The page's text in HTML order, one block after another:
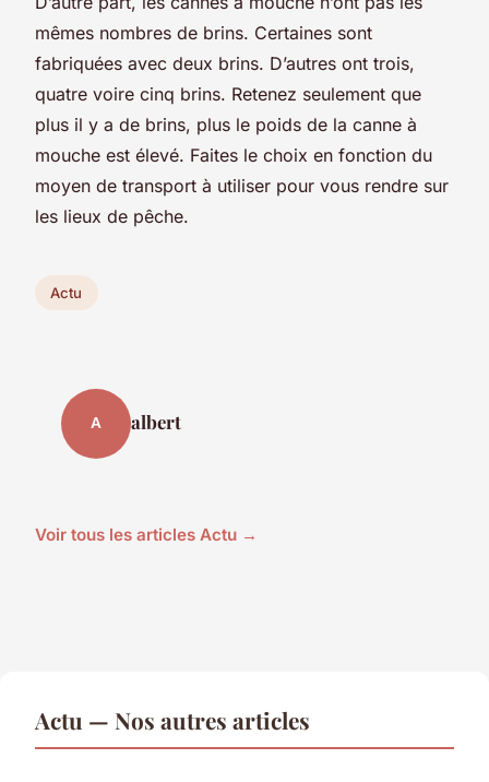
mêmes nombres de brins. Certaines sont
fabriquées avec deux brins. D’autres ont trois,
quatre voire cinq brins. Retenez seulement que
plus il y a de brins, plus le poids de la canne à
mouche est élevé. Faites le choix en fonction du
moyen de transport à utiliser pour vous rendre sur
les lieux de pêche.
Actu
A albert
Voir tous les articles Actu →
Actu — Nos autres articles